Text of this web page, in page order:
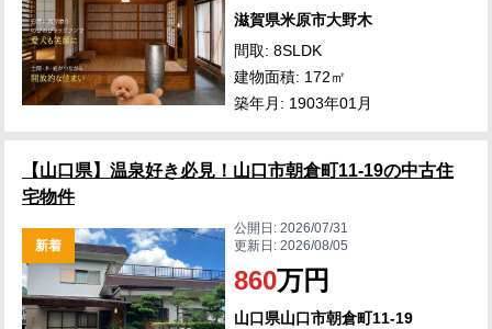
滋賀県米原市大野木
間取: 8SLDK
建物面積: 172㎡
築年月: 1903年01月
【山口県】温泉好き必見！山口市朝倉町11-19の中古住
宅物件
新着
公開日:2026/07/31
更新日:2026/08/05
860万円
山口県山口市朝倉町11-19